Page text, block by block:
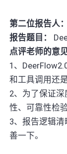
第二位报告人：
报告题目：
点评老师的意
1、
和工具调用还
2、为了保证
性、可靠性检
3、报告逻辑
善一下。